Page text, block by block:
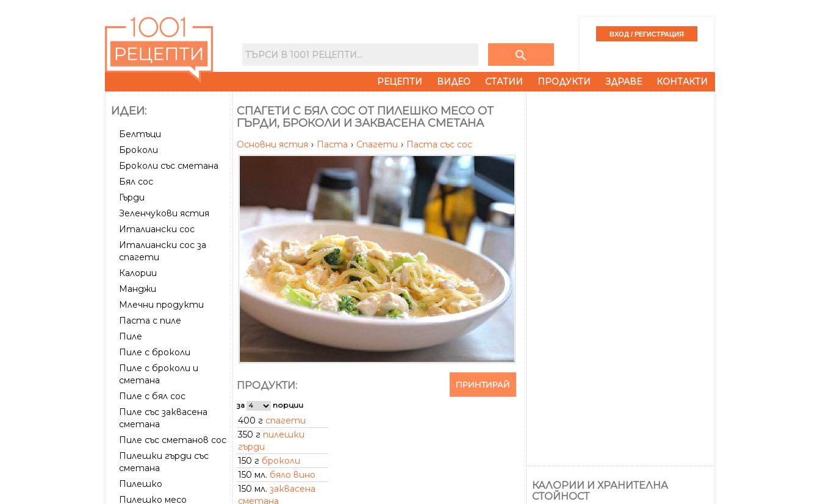
search
РЕЦЕПТИ ВИДЕО СТАТИИ ПРОДУКТИ ЗДРАВЕ КОНТАКТИ
ИДЕИ:
Белтъци
Броколи
Броколи със сметана
Бял сос
Гърди
Зеленчукови ястия
Италиански сос
Италиански сос за
спагети
Калории
Манджи
Млечни продукти
Паста с пиле
Пиле
Пиле с броколи
Пиле с броколи и
сметана
Пиле с бял сос
Пиле със заквасена
сметана
Пиле със сметанов сос
Пилешки гърди със
сметана
Пилешко
Пилешко месо
СПАГЕТИ С БЯЛ СОС ОТ ПИЛЕШКО МЕСО ОТ
ГЪРДИ, БРОКОЛИ И ЗАКВАСЕНА СМЕТАНА
Основни ястия › Паста › Спагети › Паста със сос
ПРИНТИРАЙ
ПРОДУКТИ:
за порции
400 г спагети
350 г пилешки
гърди
150 г броколи
150 мл. бяло вино
150 мл. заквасена
сметана
КАЛОРИИ И ХРАНИТЕЛНА
СТОЙНОСТ